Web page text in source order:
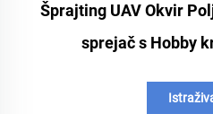
Šprajting UAV Okvir
sprejač s Hobby